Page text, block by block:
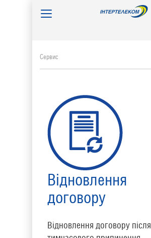
Toggle
Сервис
Відновлення
договору
Відновлення договору після